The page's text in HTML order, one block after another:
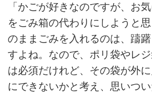
「かごが好きなのですが、お
をごみ箱の代わりにしようと
のままごみを入れるのは、躊
すよね。なので、ポリ袋やレ
は必須だけれど、その袋が外
にできないかと考え、思いつ